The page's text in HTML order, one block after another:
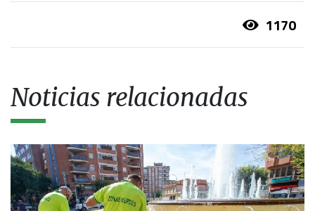
1170
Noticias relacionadas